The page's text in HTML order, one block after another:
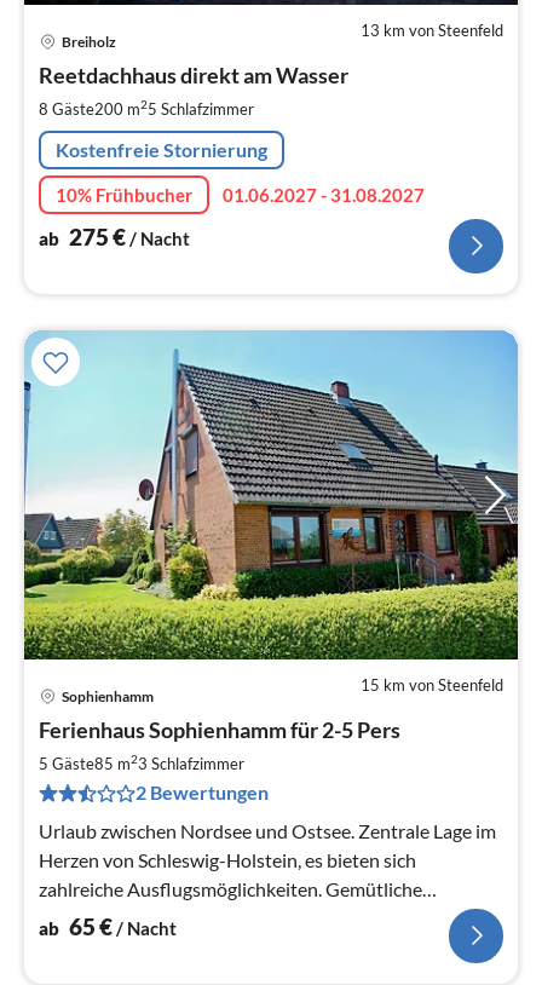
13 km von Steenfeld
Breiholz
Reetdachhaus direkt am Wasser
8 Gäste200 m25 Schlafzimmer
Kostenfreie Stornierung
10% Frühbucher
01.06.2027 - 31.08.2027
ab 275€ / Nacht
15 km von Steenfeld
Sophienhamm
Ferienhaus Sophienhamm für 2-5 Pers
5 Gäste85 m23 Schlafzimmer
2 Bewertungen
Urlaub zwischen Nordsee und Ostsee. Zentrale Lage im
Herzen von Schleswig-Holstein, es bieten sich
zahlreiche Ausflugsmöglichkeiten. Gemütliche
Haushälfte mit Garten und Terrasse.
ab 65€/ Nacht